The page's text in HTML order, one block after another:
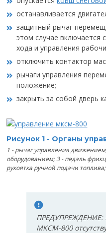
останавливается
защитный рычаг
этом случае включается
хода и управления
отключить контактор
рычаги управления
положение;
закрыть за собой дверь
Рисунок 1 - Органы
1 - рычаг управления
оборудованием; 3 - педаль
рукоятка ручной подачи
ПРЕДУПРЕЖДЕНИЕ:
МКСМ-800